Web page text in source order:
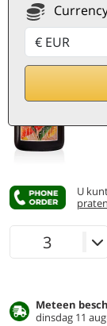
U
praten
Meteen
dinsdag 11